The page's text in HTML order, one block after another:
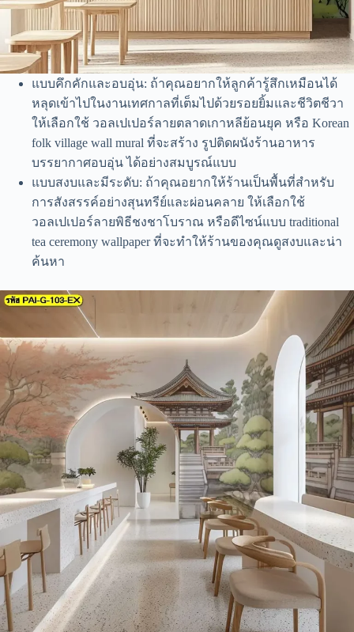
แบบคึกคักและอบอุ่น: ถ้าคุณอยากให้ลูกค้ารู้สึกเหมือนได้
หลุดเข้าไปในงานเทศกาลที่เต็มไปด้วยรอยยิ้มและชีวิตชีวา
ให้เลือกใช้ วอลเปเปอร์ลายตลาดเกาหลีย้อนยุค หรือ Korean
folk village wall mural ที่จะสร้าง รูปติดผนังร้านอาหาร
บรรยากาศอบอุ่น ได้อย่างสมบูรณ์แบบ
แบบสงบและมีระดับ: ถ้าคุณอยากให้ร้านเป็นพื้นที่สำหรับ
การสังสรรค์อย่างสุนทรีย์และผ่อนคลาย ให้เลือกใช้
วอลเปเปอร์ลายพิธีชงชาโบราณ หรือดีไซน์แบบ traditional
tea ceremony wallpaper ที่จะทำให้ร้านของคุณดูสงบและน่า
ค้นหา